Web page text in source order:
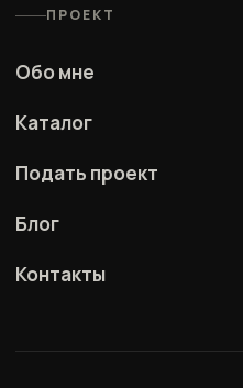
ПРОЕКТ
Обо мне
Каталог
Подать проект
Блог
Контакты